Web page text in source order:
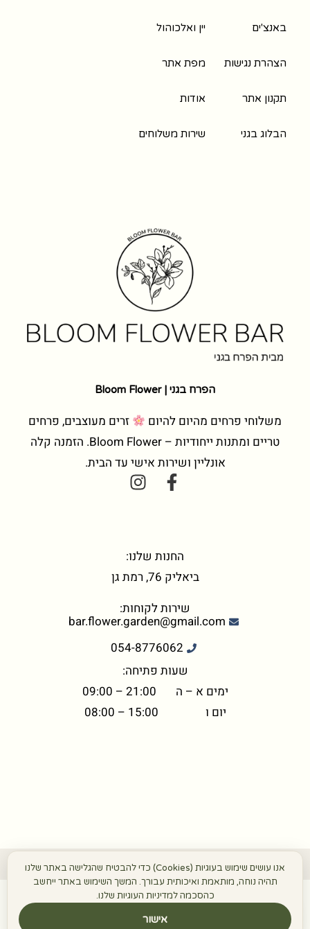
אנו עושים שימוש בעוגיות (Cookies) כדי להבטיח שהגלישה באתר שלנו
תהיה נוחה, מותאמת ואיכותית עבורך. המשך השימוש באתר ייחשב
כהסכמה למדיניות העוגיות שלנו.
אישור
הפרח בגני | Bloom Flower
משלוחי פרחים מהיום להיום
זרים מעוצבים, פרחים
טריים ומתנות ייחודיות – Bloom Flower. הזמנה קלה
אונליין ושירות אישי עד הבית.
החנות שלנו:
ביאליק 76, רמת גן
bar.flower.garden@gmail.com
054-8776062
שעות פתיחה:
ימים א – ה 21:00 – 09:00
יום ו 15:00 – 08:00
שירות לקוחות:
באנצ'ים
הצהרת נגישות
תקנון אתר
הבלוג בגני
יין ואלכוהול
מפת אתר
אודות
שירות משלוחים
תשלום מאובטח בתקנים מחמירים
©+2026 כל הזכויות שמורות הפרח בגני